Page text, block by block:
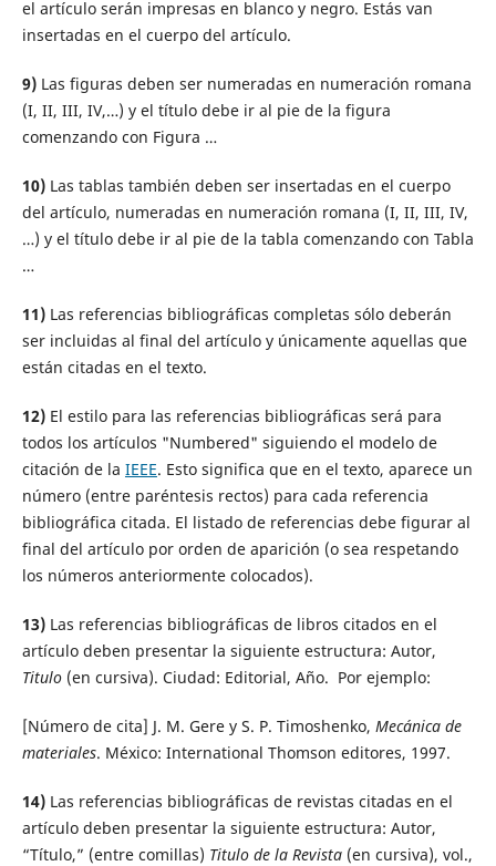
el artículo serán impresas en blanco y negro. Estás van
insertadas en el cuerpo del artículo.
9)Las figuras deben ser numeradas en numeración romana
(I, II, III, IV,…) y el título debe ir al pie de la figura
comenzando con Figura …
10)Las tablas también deben ser insertadas en el cuerpo
del artículo, numeradas en numeración romana (I, II, III, IV,
…) y el título debe ir al pie de la tabla comenzando con Tabla
…
11)Las referencias bibliográficas completas sólo deberán
ser incluidas al final del artículo y únicamente aquellas que
están citadas en el texto.
12)El estilo para las referencias bibliográficas será para
todos los artículos "Numbered" siguiendo el modelo de
citación de la IEEE. Esto significa que en el texto, aparece un
número (entre paréntesis rectos) para cada referencia
bibliográfica citada. El listado de referencias debe figurar al
final del artículo por orden de aparición (o sea respetando
los números anteriormente colocados).
13)Las referencias bibliográficas de libros citados en el
artículo deben presentar la siguiente estructura: Autor,
Titulo(en cursiva). Ciudad: Editorial, Año. Por ejemplo:
[Número de cita] J. M. Gere y S. P. Timoshenko, Mecánica de
materiales. México: International Thomson editores, 1997.
14)Las referencias bibliográficas de revistas citadas en el
artículo deben presentar la siguiente estructura: Autor,
“Título,” (entre comillas) Titulo de la Revista(en cursiva), vol.,